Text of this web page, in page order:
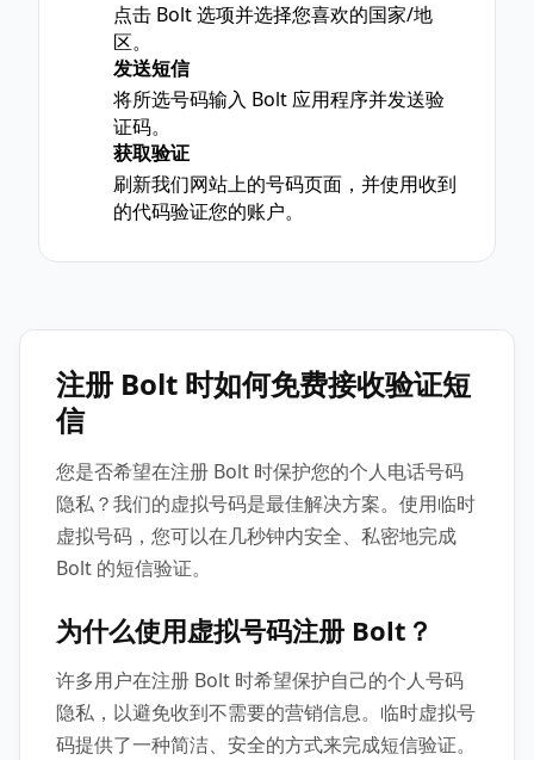
点击 Bolt 选项并选择您喜欢的国家/地
区。
发送短信
将所选号码输入 Bolt 应用程序并发送验
证码。
获取验证
刷新我们网站上的号码页面，并使用收到
的代码验证您的账户。
注册 Bolt 时如何免费接收验证短
信
您是否希望在注册 Bolt 时保护您的个人电话号码
隐私？我们的虚拟号码是最佳解决方案。使用临时
虚拟号码，您可以在几秒钟内安全、私密地完成
Bolt 的短信验证。
为什么使用虚拟号码注册 Bolt？
许多用户在注册 Bolt 时希望保护自己的个人号码
隐私，以避免收到不需要的营销信息。临时虚拟号
码提供了一种简洁、安全的方式来完成短信验证。